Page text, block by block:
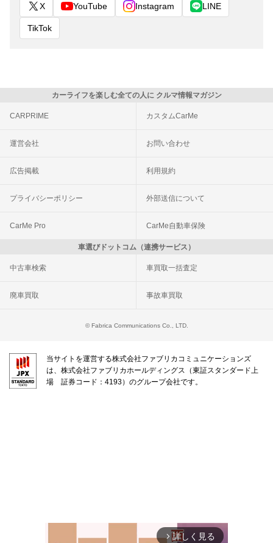
X YouTube Instagram LINE
TikTok
カーライフを楽しむ全ての人に クルマ情報マガジン
CARPRIME カスタムCarMe
運営会社 お問い合わせ
広告掲載 利用規約
プライバシーポリシー 外部送信について
CarMe Pro CarMe自動車保険
車選びドットコム（連携サービス）
中古車検索 車買取一括査定
廃車買取 事故車買取
© Fabrica Communications Co., LTD.
当サイトを運営する株式会社ファブリカコミュニケーションズ
は、株式会社ファブリカホールディングス（東証スタンダード上
場 証券コード：4193）のグループ会社です。
arrow_forward_ios 詳しく見る